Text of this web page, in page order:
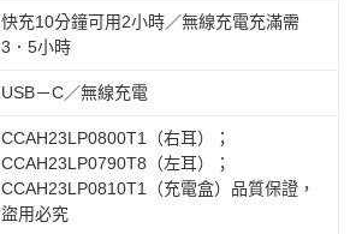
快充10分鐘可用2小時／無線充電充滿需
3．5小時
USB－C／無線充電
CCAH23LP0800T1（右耳）；
CCAH23LP0790T8（左耳）；
CCAH23LP0810T1（充電盒）品質保證，
盜用必究